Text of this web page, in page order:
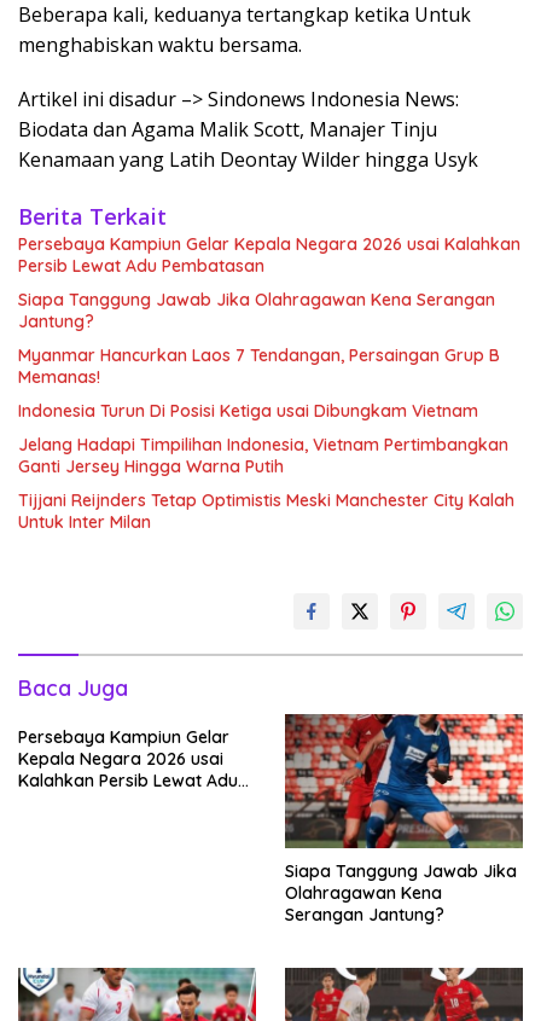
Beberapa kali, keduanya tertangkap ketika Untuk
menghabiskan waktu bersama.
Artikel ini disadur –> Sindonews Indonesia News:
Biodata dan Agama Malik Scott, Manajer Tinju
Kenamaan yang Latih Deontay Wilder hingga Usyk
Berita Terkait
Persebaya Kampiun Gelar Kepala Negara 2026 usai Kalahkan
Persib Lewat Adu Pembatasan
Siapa Tanggung Jawab Jika Olahragawan Kena Serangan
Jantung?
Myanmar Hancurkan Laos 7 Tendangan, Persaingan Grup B
Memanas!
Indonesia Turun Di Posisi Ketiga usai Dibungkam Vietnam
Jelang Hadapi Timpilihan Indonesia, Vietnam Pertimbangkan
Ganti Jersey Hingga Warna Putih
Tijjani Reijnders Tetap Optimistis Meski Manchester City Kalah
Untuk Inter Milan
Baca Juga
Persebaya Kampiun Gelar
Kepala Negara 2026 usai
Kalahkan Persib Lewat Adu
Siapa Tanggung Jawab Jika
Olahragawan Kena
Serangan Jantung?